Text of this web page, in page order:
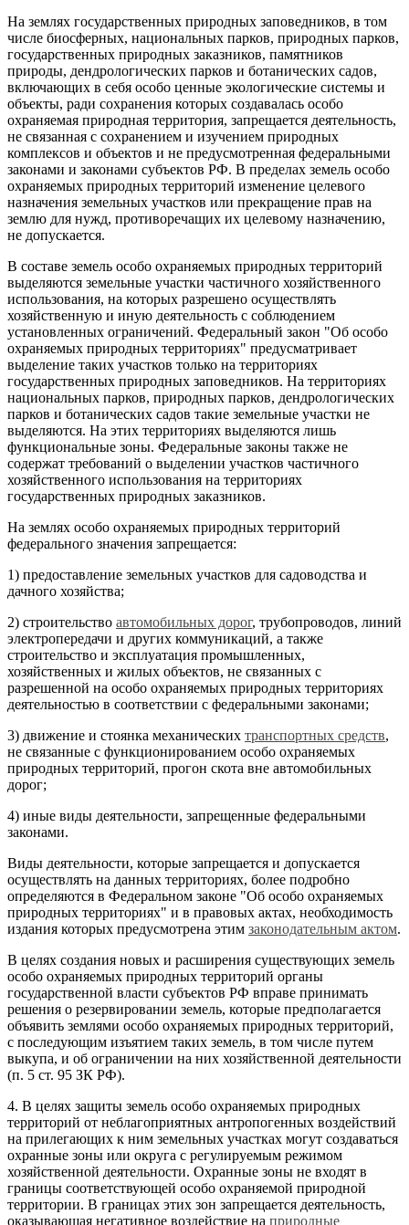
На землях государственных природных заповедников, в том
числе биосферных, национальных парков, природных парков,
государственных природных заказников, памятников
природы, дендрологических парков и ботанических садов,
включающих в себя особо ценные экологические системы и
объекты, ради сохранения которых создавалась особо
охраняемая природная территория, запрещается деятельность,
не связанная с сохранением и изучением природных
комплексов и объектов и не предусмотренная федеральными
законами и законами субъектов РФ. В пределах земель особо
охраняемых природных территорий изменение целевого
назначения земельных участков или прекращение прав на
землю для нужд, противоречащих их целевому назначению,
не допускается.
В составе земель особо охраняемых природных территорий
выделяются земельные участки частичного хозяйственного
использования, на которых разрешено осуществлять
хозяйственную и иную деятельность с соблюдением
установленных ограничений. Федеральный закон "Об особо
охраняемых природных территориях" предусматривает
выделение таких участков только на территориях
государственных природных заповедников. На территориях
национальных парков, природных парков, дендрологических
парков и ботанических садов такие земельные участки не
выделяются. На этих территориях выделяются лишь
функциональные зоны. Федеральные законы также не
содержат требований о выделении участков частичного
хозяйственного использования на территориях
государственных природных заказников.
На землях особо охраняемых природных территорий
федерального значения запрещается:
1) предоставление земельных участков для садоводства и
дачного хозяйства;
2) строительство автомобильных дорог, трубопроводов, линий
электропередачи и других коммуникаций, а также
строительство и эксплуатация промышленных,
хозяйственных и жилых объектов, не связанных с
разрешенной на особо охраняемых природных территориях
деятельностью в соответствии с федеральными законами;
3) движение и стоянка механических транспортных средств,
не связанные с функционированием особо охраняемых
природных территорий, прогон скота вне автомобильных
дорог;
4) иные виды деятельности, запрещенные федеральными
законами.
Виды деятельности, которые запрещается и допускается
осуществлять на данных территориях, более подробно
определяются в Федеральном законе "Об особо охраняемых
природных территориях" и в правовых актах, необходимость
издания которых предусмотрена этим законодательным актом.
В целях создания новых и расширения существующих земель
особо охраняемых природных территорий органы
государственной власти субъектов РФ вправе принимать
решения о резервировании земель, которые предполагается
объявить землями особо охраняемых природных территорий,
с последующим изъятием таких земель, в том числе путем
выкупа, и об ограничении на них хозяйственной деятельности
(п. 5 ст. 95 ЗК РФ).
4. В целях защиты земель особо охраняемых природных
территорий от неблагоприятных антропогенных воздействий
на прилегающих к ним земельных участках могут создаваться
охранные зоны или округа с регулируемым режимом
хозяйственной деятельности. Охранные зоны не входят в
границы соответствующей особо охраняемой природной
территории. В границах этих зон запрещается деятельность,
оказывающая негативное воздействие на природные